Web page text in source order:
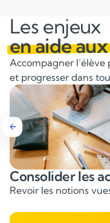
Les enjeux
en aide
Accompagner
et progresser dans
Apprendre à
Méthodes pour gérer